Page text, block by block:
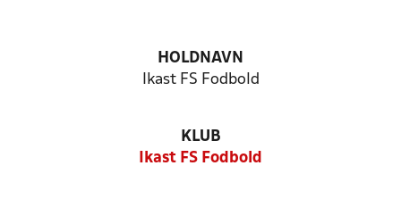
HOLDNAVN
Ikast FS Fodbold
KLUB
Ikast FS Fodbold